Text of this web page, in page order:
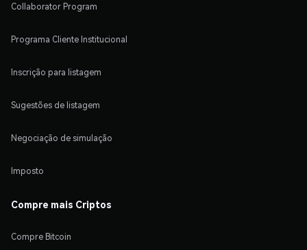
Collaborator Program
Programa Cliente Institucional
Inscrição para listagem
Sugestões de listagem
Negociação de simulação
Imposto
Compre mais Criptos
Compre Bitcoin